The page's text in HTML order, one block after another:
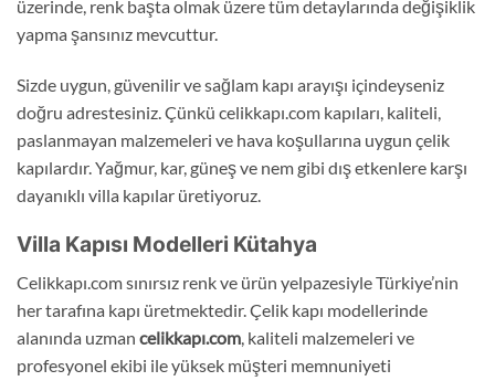
üzerinde, renk başta olmak üzere tüm detaylarında değişiklik
yapma şansınız mevcuttur.
Sizde uygun, güvenilir ve sağlam kapı arayışı içindeyseniz
doğru adrestesiniz. Çünkü celikkapı.com kapıları, kaliteli,
paslanmayan malzemeleri ve hava koşullarına uygun çelik
kapılardır. Yağmur, kar, güneş ve nem gibi dış etkenlere karşı
dayanıklı villa kapılar üretiyoruz.
Villa Kapısı Modelleri Kütahya
Celikkapı.com sınırsız renk ve ürün yelpazesiyle Türkiye’nin
her tarafına kapı üretmektedir. Çelik kapı modellerinde
alanında uzman celikkapı.com, kaliteli malzemeleri ve
profesyonel ekibi ile yüksek müşteri memnuniyeti